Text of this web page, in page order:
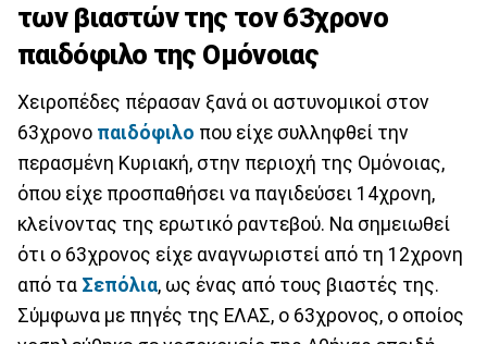
των βιαστών της τον 63χρονο
παιδόφιλο της Ομόνοιας
Χειροπέδες πέρασαν ξανά οι αστυνομικοί στον
63χρονο παιδόφιλο που είχε συλληφθεί την
περασμένη Κυριακή, στην περιοχή της Ομόνοιας,
όπου είχε προσπαθήσει να παγιδεύσει 14χρονη,
κλείνοντας της ερωτικό ραντεβού. Να σημειωθεί
ότι ο 63χρονος είχε αναγνωριστεί από τη 12χρονη
από τα Σεπόλια, ως ένας από τους βιαστές της.
Σύμφωνα με πηγές της ΕΛΑΣ, ο 63χρονος, ο οποίος